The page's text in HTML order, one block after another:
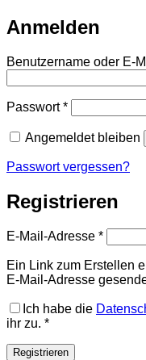
Anmelden
Benutzername oder E-
Passwort*Erforderlich
Angemeldet bleiben
Passwort vergessen?
Registrieren
E-Mail-Adresse *
Ein Link zum Erstellen
E-Mail-Adresse
Ich habe die
ihr zu. *
Registrieren